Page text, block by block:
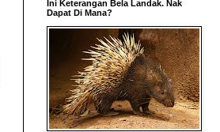
Ini Keterangan Bela Landak. Nak
Dapat Di Mana?